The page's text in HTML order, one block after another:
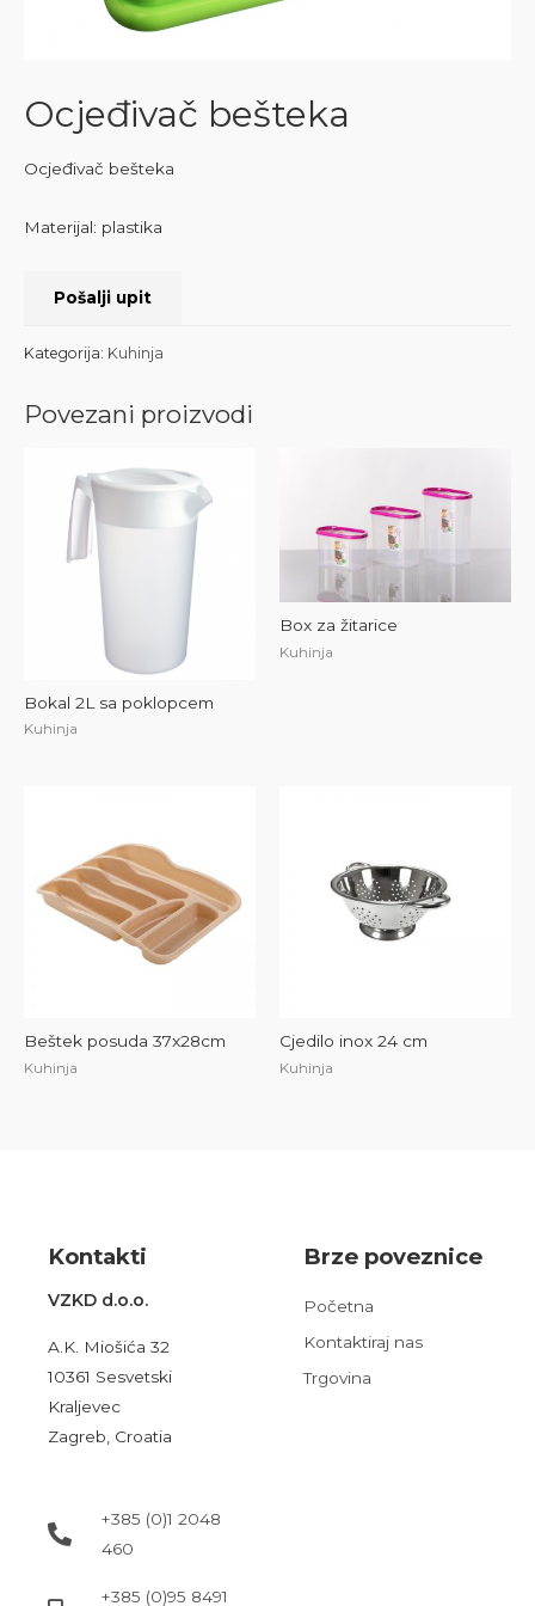
Ocjeđivač bešteka
Ocjeđivač bešteka
Materijal: plastika
Pošalji upit
Kategorija: Kuhinja
Povezani proizvodi
Bokal 2L sa poklopcem
Kuhinja
Box za žitarice
Kuhinja
Beštek posuda 37x28cm
Kuhinja
Cjedilo inox 24 cm
Kuhinja
Kontakti
VZKD d.o.o.
A.K. Miošića 32
10361 Sesvetski
Kraljevec
Zagreb, Croatia
+385 (0)1 2048
460
+385 (0)95 8491
Brze poveznice
Početna
Kontaktiraj nas
Trgovina